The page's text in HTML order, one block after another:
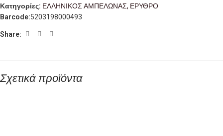
Κατηγορίες: ΕΛΛΗΝΙΚΟΣ ΑΜΠΕΛΩΝΑΣ, ΕΡΥΘΡΟ
Barcode:5203198000493
Share:
Σχετικά προϊόντα